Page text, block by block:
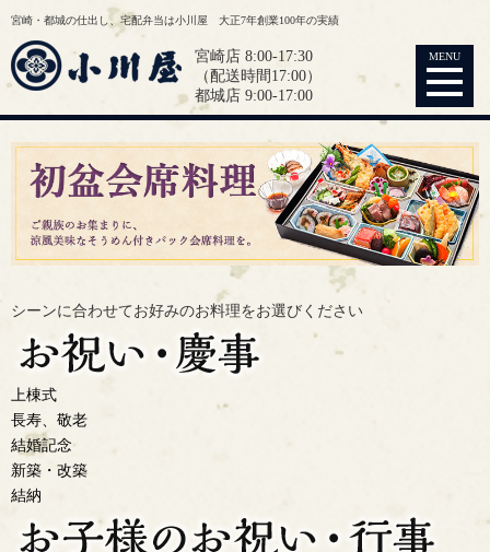
宮崎・都城の仕出し、宅配弁当は小川屋 大正7年創業100年の実績
宮崎店 8:00-17:30
（配送時間17:00）
都城店 9:00-17:00
MENU
シーンに合わせてお好みのお料理をお選びください
上棟式
長寿、敬老
結婚記念
新築・改築
結納